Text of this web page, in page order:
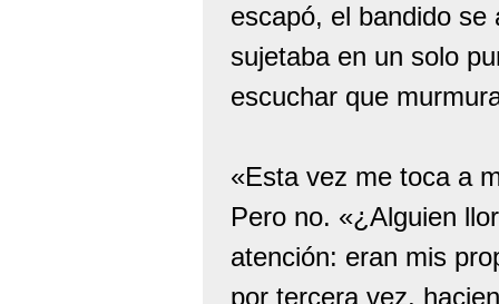
escapó, el bandido
sujetaba en un solo
escuchar que
«Esta vez me toca a
Pero no. «¿Alguien
atención: eran mis
por tercera vez,